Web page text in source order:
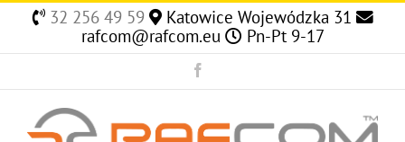
Skip
32 256 49 59
Katowice Wojewódzka 31
rafcom@rafcom.eu
Pn-Pt 9-17